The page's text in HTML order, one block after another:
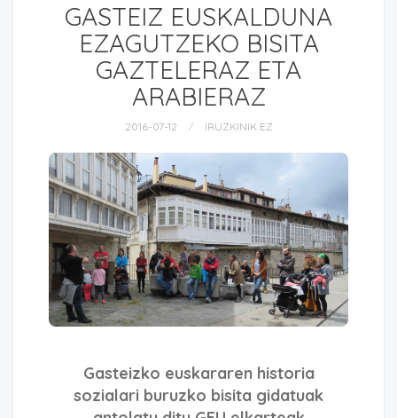
GASTEIZ EUSKALDUNA
EZAGUTZEKO BISITA
GAZTELERAZ ETA
ARABIERAZ
2016-07-12 IRUZKINIK EZ
Gasteizko euskararen historia
sozialari buruzko bisita gidatuak